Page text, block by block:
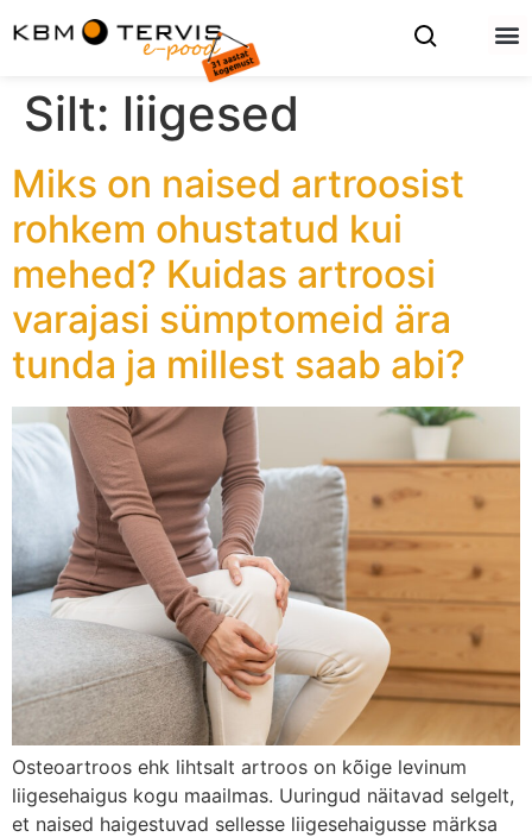
Silt: liigesed
Miks on naised artroosist
rohkem ohustatud kui
mehed? Kuidas artroosi
varajasi sümptomeid ära
tunda ja millest saab abi?
Osteoartroos ehk lihtsalt artroos on kõige levinum
liigesehaigus kogu maailmas. Uuringud näitavad selgelt,
et naised haigestuvad sellesse liigesehaigusse märksa